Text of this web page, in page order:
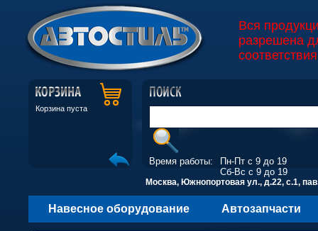
Вся
разрешена
Корзина пуста
Время работы:
Пн-Пт с 9 до 19
Сб-Вс с 9 до 19
Москва, Южнопортовая ул., д.22, с.1,
Навесное оборудование Автозапчасти